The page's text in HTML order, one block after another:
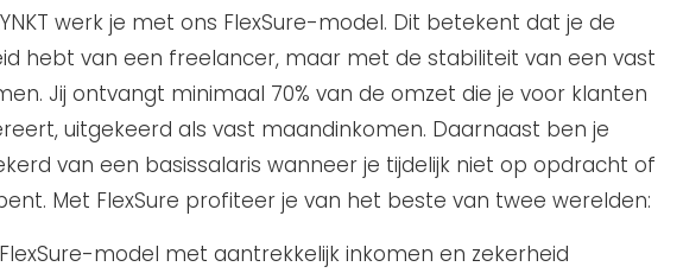
werk je met ons FlexSure-model. Dit betekent dat je de
hebt van een freelancer, maar met de stabiliteit van een vast
Jij ontvangt minimaal 70% van de omzet die je voor klanten
uitgekeerd als vast maandinkomen. Daarnaast ben je
van een basissalaris wanneer je tijdelijk niet op opdracht of
Met FlexSure profiteer je van het beste van twee werelden:
FlexSure-model met aantrekkelijk inkomen en zekerheid